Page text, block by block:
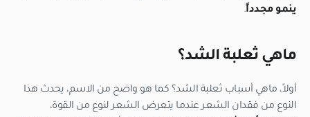
ينمو مجدداً.
ماهي ثعلبة الشد؟
أولاً، ماهي أسباب ثعلبة الشد؟ كما هو واضح من الاسم، يحدث هذا
النوع من فقدان الشعر عندما يتعرض الشعر لنوع من القوة،